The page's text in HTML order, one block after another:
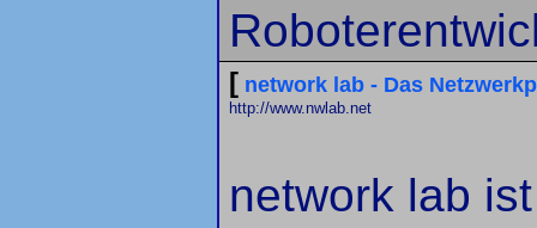
[ network lab - Das
http://www.nwlab.net
network lab